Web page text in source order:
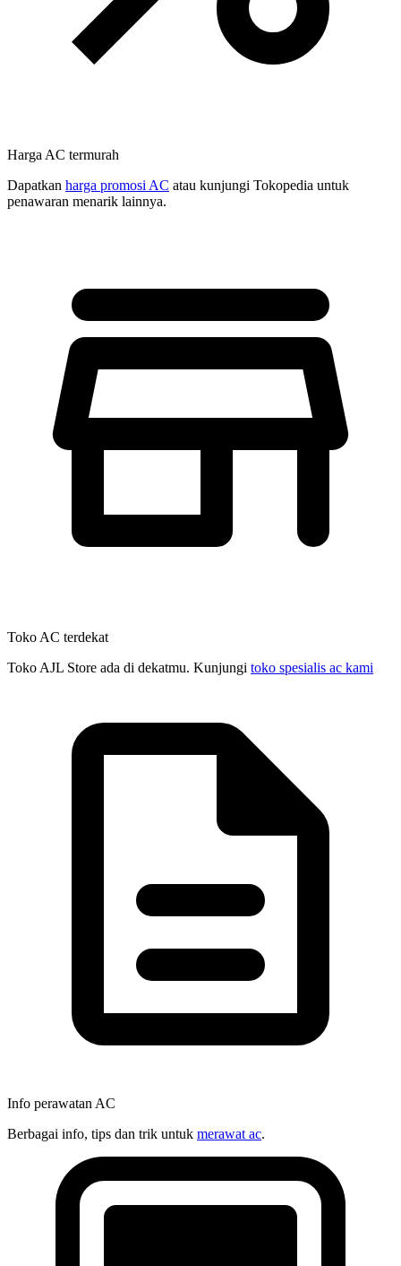
Harga AC termurah
Dapatkan harga promosi AC atau kunjungi Tokopedia untuk
penawaran menarik lainnya.
Toko AC terdekat
Toko AJL Store ada di dekatmu. Kunjungi toko spesialis ac kami
Info perawatan AC
Berbagai info, tips dan trik untuk merawat ac.